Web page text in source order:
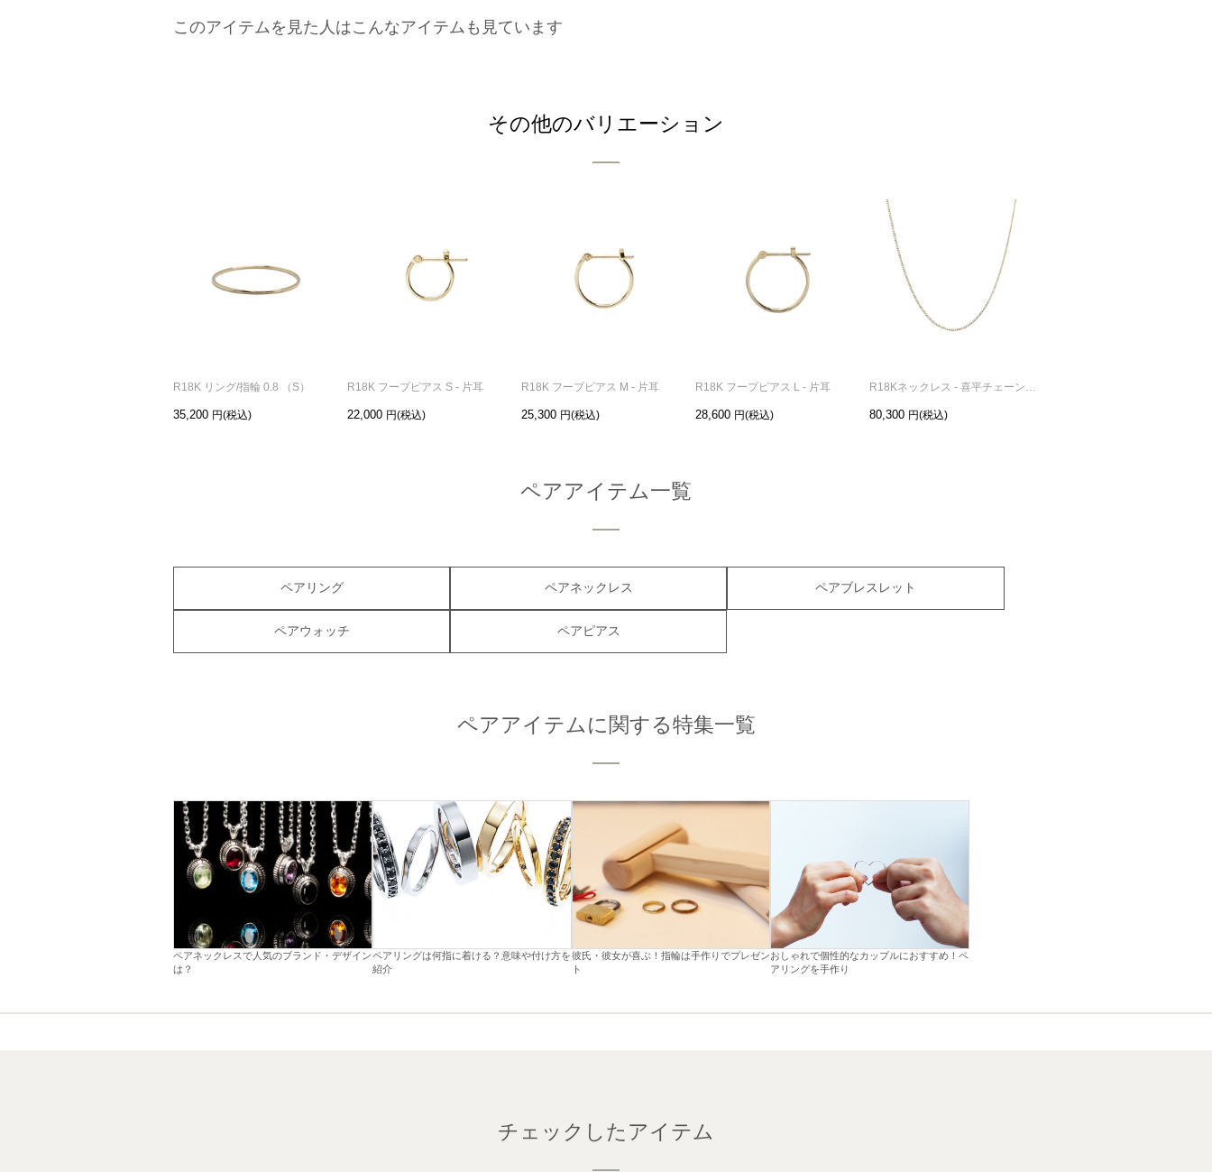
このアイテムを見た人はこんなアイテムも見ています
その他のバリエーション
R18K リング/指輪 0.8 （S）
35,200
R18K フープピアス S - 片耳
22,000
R18K フープピアス M - 片耳
25,300
R18K フープピアス L - 片耳
28,600
R18Kネックレス - 喜平チェーン S /45cm
80,300
ペアアイテム一覧
ペアリング ペアネックレス ペアブレスレット
ペアウォッチ ペアピアス
ペアアイテムに関する特集一覧
ペアネックレスで人気のブランド・デザイン
は？
ペアリングは何指に着ける？意味や付け方を
紹介
彼氏・彼女が喜ぶ！指輪は手作りでプレゼン
ト
おしゃれで個性的なカップルにおすすめ！ペ
アリングを手作り
チェックしたアイテム